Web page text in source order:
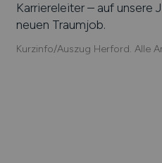
Karriereleiter – auf unsere
neuen Traumjob.
Kurzinfo/Auszug Herford. Alle